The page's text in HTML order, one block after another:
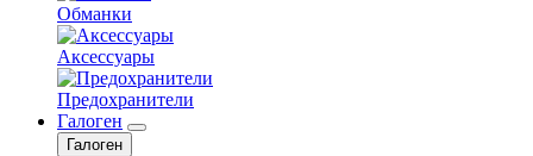
Обманки
Аксессуары
Предохранители
Галоген
Галоген